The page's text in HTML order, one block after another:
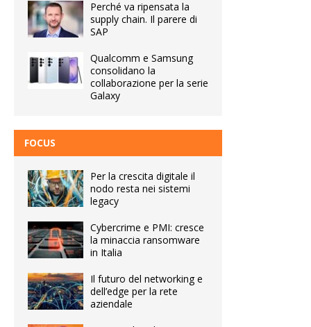
Perché va ripensata la
supply chain. Il parere di
SAP
Qualcomm e Samsung
consolidano la
collaborazione per la serie
Galaxy
FOCUS
Per la crescita digitale il
nodo resta nei sistemi
legacy
Cybercrime e PMI: cresce
la minaccia ransomware
in Italia
Il futuro del networking e
dell’edge per la rete
aziendale